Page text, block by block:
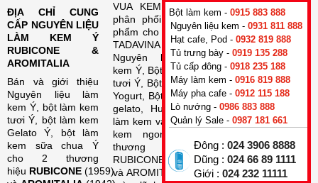
ĐỊA CHỈ CUNG
CẤP NGUYÊN LIỆU
LÀM KEM Ý
RUBICONE &
AROMITALIA
Bán và giới thiệu
Nguyên liệu làm
kem Ý, bột làm kem
tươi Ý, bột làm kem
Gelato Ý, bột làm
kem sữa chua Ý
cho 2 thương
hiệu RUBICONE (1959)
VUA KEM là kênh
phân phối các sản
phẩm cho PAFO và
TADAVINA về
Nguyên liệu làm
kem Ý, Bột làm kem
tươi Ý, Bột làm kem
Yogurt, Bột làm kem
gelato, Hương liệu
làm kem và Phụ gia
kem ngon với 2
thương hiệu
RUBICONE
và AROMITALIA trên
KỸ NĂNG LÀM
KEM TƯƠI, KEM
GELATO, CAFE Ý
CHO CÁC NHÀ
HÀNG KHÁC TRÊN
CẢ NƯỚC.
ROMA DELA - mô
hình nhà hàng KEM
NGON & CAFE Ý
với đầy đủ món
KEM NGON và
CAFE Ý tại đây. Là
nơi tư vấn làm kem
và cafe, đào tạo làm
Bột làm kem - 0915 883 888
Nguyên liệu kem - 0931 811 888
Hạt cafe, Pod - 0932 819 888
Tủ trưng bày - 0919 135 288
Tủ cấp đông - 0918 235 188
Máy làm kem - 0916 819 888
Máy pha cafe - 0912 115 188
Lò nướng - 0986 883 888
Quản lý Sale - 0987 181 661
Đông : 024 3906 8888
Dũng : 024 66 89 1111
Giới : 024 232 11111